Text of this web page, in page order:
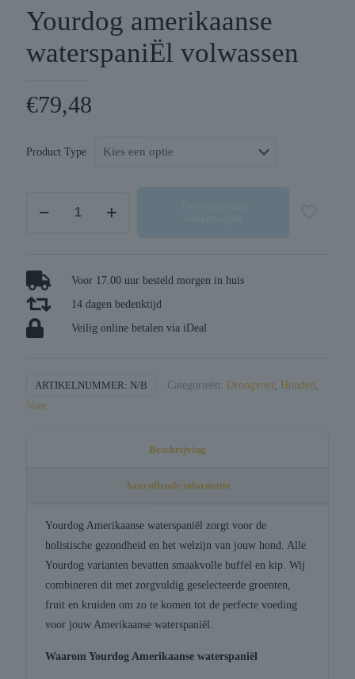
Yourdog amerikaanse
waterspaniËl volwassen
€79,48
Product Type
aantal
Voor 17.00 uur besteld morgen in huis
14 dagen bedenktijd
Veilig online betalen via iDeal
ARTIKELNUMMER: N/B Categorieën: Droogvoer, Honden,
Voer
Beschrijving
Aanvullende informatie
Yourdog Amerikaanse waterspaniël zorgt voor de
holistische gezondheid en het welzijn van jouw hond. Alle
Yourdog varianten bevatten smaakvolle buffel en kip. Wij
combineren dit met zorgvuldig geselecteerde groenten,
fruit en kruiden om zo te komen tot de perfecte voeding
voor jouw Amerikaanse waterspaniël.
Waarom Yourdog Amerikaanse waterspaniël